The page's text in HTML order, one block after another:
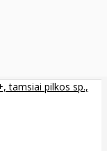
tamsiai pilkos sp.,